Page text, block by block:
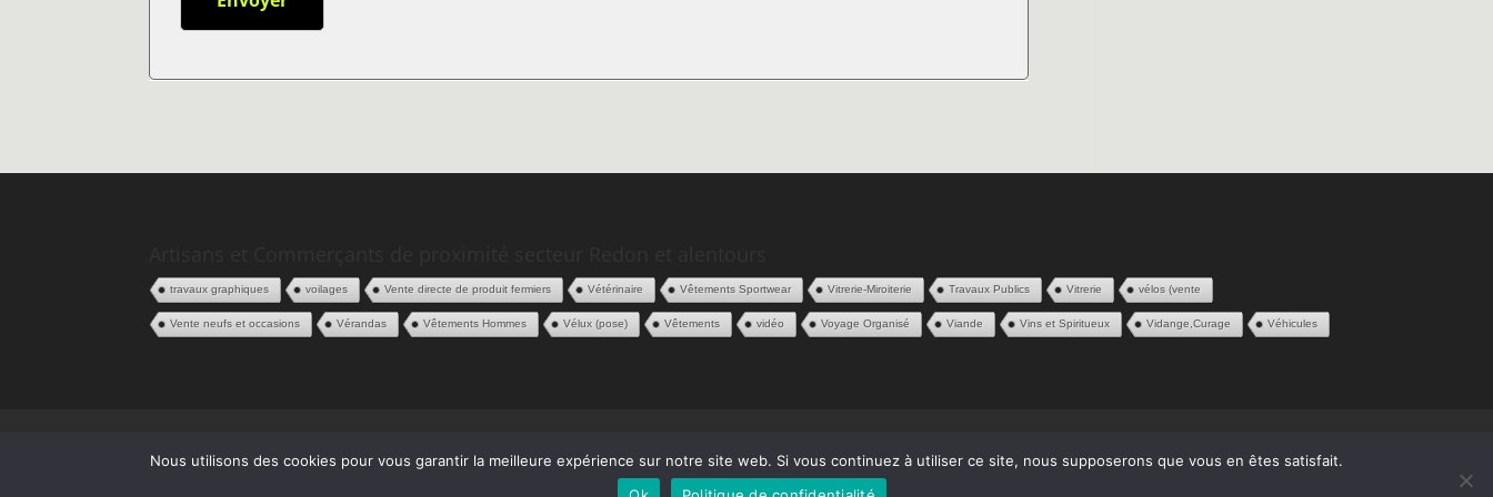
travaux graphiques voilages Vente directe de produit fermiers Vétérinaire Vêtements Sportwear Vitrerie-Miroiterie Travaux Publics Vitrerie vélos (vente
Vente neufs et occasions Vérandas Vêtements Hommes Vélux (pose) Vêtements vidéo Voyage Organisé Viande Vins et Spiritueux Vidange,Curage Véhicules
Nous utilisons des cookies pour vous garantir la meilleure expérience sur notre site web. Si vous continuez à utiliser ce site, nous supposerons que vous en êtes satisfait.